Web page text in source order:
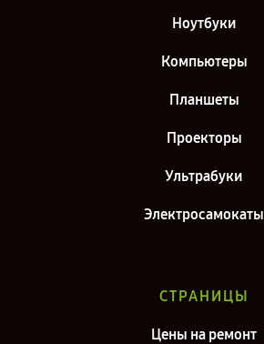
Ноутбуки
Компьютеры
Планшеты
Проекторы
Ультрабуки
Электросамокаты
СТРАНИЦЫ
Цены на ремонт